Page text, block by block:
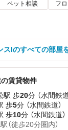
ペット相談 フ
スIのすべての部屋
賃貸物件
駅 歩20分 （水間鉄道
歩5分 （水間鉄道）
歩10分 （水間鉄道）
（徒歩20分圏内）